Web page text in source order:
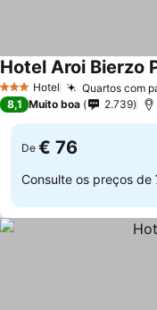
3 EstrelasHotel Quartos com
Hotel Aroi Bierzo
8,1 Muito boa 2.739
De € 76
Consulte os preços de